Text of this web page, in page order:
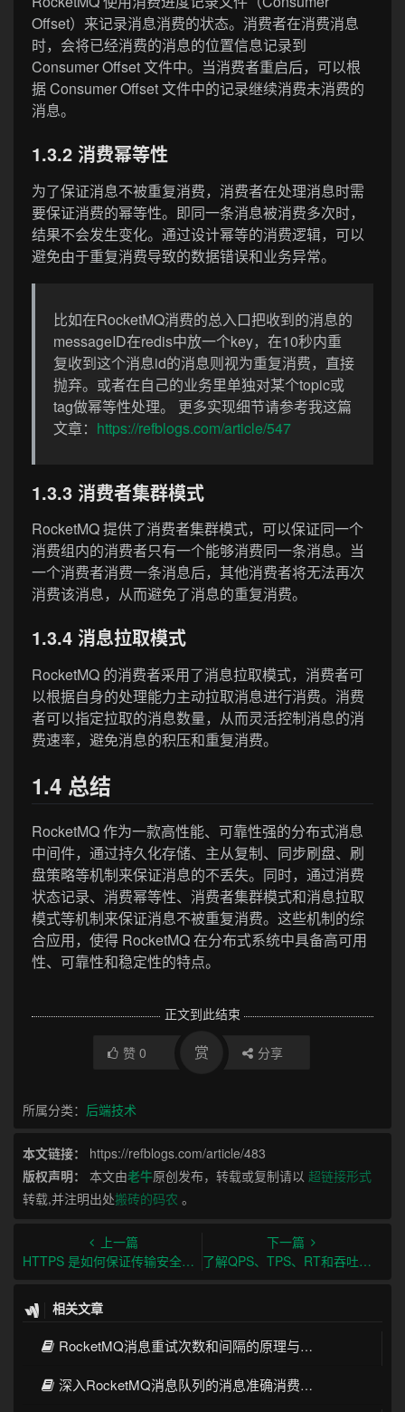
Offset）来记录消息消费的状态。消费者在消费消息
时，会将已经消费的消息的位置信息记录到
Consumer Offset 文件中。当消费者重启后，可以根
据 Consumer Offset 文件中的记录继续消费未消费的
消息。
1.3.2 消费幂等性
为了保证消息不被重复消费，消费者在处理消息时需
要保证消费的幂等性。即同一条消息被消费多次时，
结果不会发生变化。通过设计幂等的消费逻辑，可以
避免由于重复消费导致的数据错误和业务异常。
比如在RocketMQ消费的总入口把收到的消息的
messageID在redis中放一个key，在10秒内重
复收到这个消息id的消息则视为重复消费，直接
抛弃。或者在自己的业务里单独对某个topic或
tag做幂等性处理。 更多实现细节请参考我这篇
文章： https://refblogs.com/article/547
1.3.3 消费者集群模式
RocketMQ 提供了消费者集群模式，可以保证同一个
消费组内的消费者只有一个能够消费同一条消息。当
一个消费者消费一条消息后，其他消费者将无法再次
消费该消息，从而避免了消息的重复消费。
1.3.4 消息拉取模式
RocketMQ 的消费者采用了消息拉取模式，消费者可
以根据自身的处理能力主动拉取消息进行消费。消费
者可以指定拉取的消息数量，从而灵活控制消息的消
费速率，避免消息的积压和重复消费。
1.4 总结
RocketMQ 作为一款高性能、可靠性强的分布式消息
中间件，通过持久化存储、主从复制、同步刷盘、刷
盘策略等机制来保证消息的不丢失。同时，通过消费
状态记录、消费幂等性、消费者集群模式和消息拉取
模式等机制来保证消息不被重复消费。这些机制的综
合应用，使得 RocketMQ 在分布式系统中具备高可用
性、可靠性和稳定性的特点。
正文到此结束
赞 0 赏 分享
所属分类： 后端技术
本文链接：
https://refblogs.com/article/483
版权声明：
本文由老牛原创发布，转载或复制请以 超链接形式
转载,并注明出处搬砖的码农 。
上一篇
HTTPS 是如何保证传输安全的？
下一篇
了解QPS、TPS、RT和吞吐量的高并发性能指标及计算方法
相关文章
RocketMQ消息重试次数和间隔的原理与实现
深入RocketMQ消息队列的消息准确消费机制